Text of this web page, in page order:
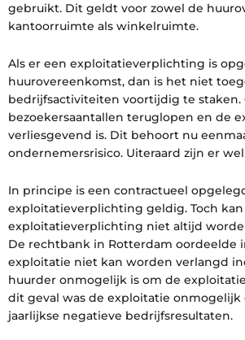
gebruikt. Dit geldt voor zowel de
kantoorruimte als winkelruimte.
Als er een exploitatieverplichting is
huurovereenkomst, dan is het niet
bedrijfsactiviteiten voortijdig te staken.
bezoekersaantallen teruglopen en de
verliesgevend is. Dit behoort nu
ondernemersrisico. Uiteraard zijn er
In principe is een contractueel
exploitatieverplichting geldig. Toch kan
exploitatieverplichting niet altijd
De rechtbank in Rotterdam oordeelde
exploitatie niet kan worden verlangd
huurder onmogelijk is om de
dit geval was de exploitatie
jaarlijkse negatieve bedrijfsresultaten.